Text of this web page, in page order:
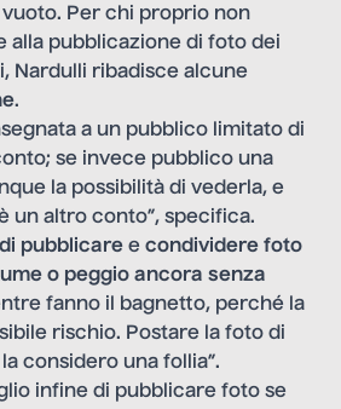
Per chi proprio non
alla pubblicazione di foto dei
Nardulli ribadisce alcune
.
a un pubblico limitato di
se invece pubblico una
la possibilità di vederla, e
un altro conto”, specifica.
pubblicare e condividere foto
o peggio ancora senza
fanno il bagnetto, perché la
rischio. Postare la foto di
considero una follia”.
infine di pubblicare foto se